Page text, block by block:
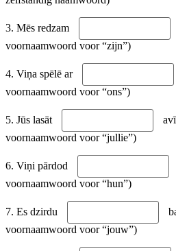
3. Mēs redzam
voornaamwoord voor “zijn”)
4. Viņa spēlē ar
voornaamwoord voor “ons”)
5. Jūs lasāt
voornaamwoord voor “jullie”)
6. Viņi pārdod
voornaamwoord voor “hun”)
7. Es dzirdu
voornaamwoord voor “jouw”)